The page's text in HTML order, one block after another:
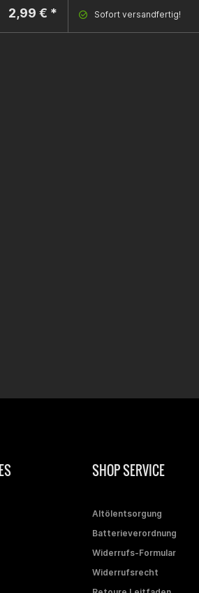
2,99 € * Sofort versandfertig!
SHOP SERVICE
Altölentsorgung
Batterieverordnung
Widerrufs-Formular
Widerrufsrecht